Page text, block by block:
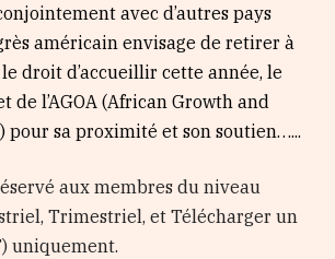
avec d’autres pays
américain envisage de retirer à
droit d’accueillir cette année, le
de l’AGOA (African Growth and
pour sa proximité et son soutien…...
aux membres du niveau
Trimestriel, et Télécharger un
uniquement.